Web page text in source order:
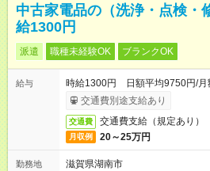
中古家電品の（洗浄・点検・
給1300円
派遣 職種未経験OK ブランクOK
給与
時給1300円 日額平均9750円/月
交通費別途支給あり
交通費 交通費支給（規定あり）
月収例 20～25万円
勤務地
滋賀県湖南市